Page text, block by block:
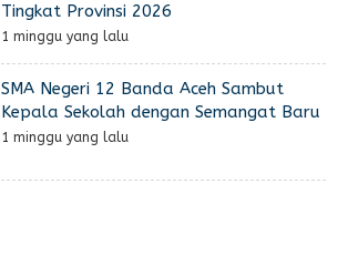
Tingkat Provinsi 2026
1 minggu yang lalu
SMA Negeri 12 Banda Aceh Sambut
Kepala Sekolah dengan Semangat Baru
1 minggu yang lalu